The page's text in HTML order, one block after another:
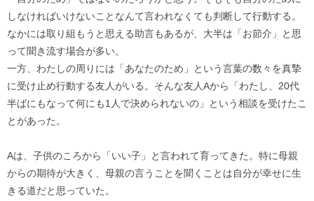
しなければいけないことなんて言われなくても判断して行動する。
なかには取り組もうと思える助言もあるが、大半は「お節介」と思
って聞き流す場合が多い。
一方、わたしの周りには「あなたのため」という言葉の数々を真摯
に受け止め行動する友人がいる。そんな友人Aから「わたし、20代
半ばにもなって何にも1人で決められないの」という相談を受けたこ
とがあった。
Aは、子供のころから「いい子」と言われて育ってきた。特に母親
からの期待が大きく、母親の言うことを聞くことは自分が幸せに生
きる道だと思っていた。